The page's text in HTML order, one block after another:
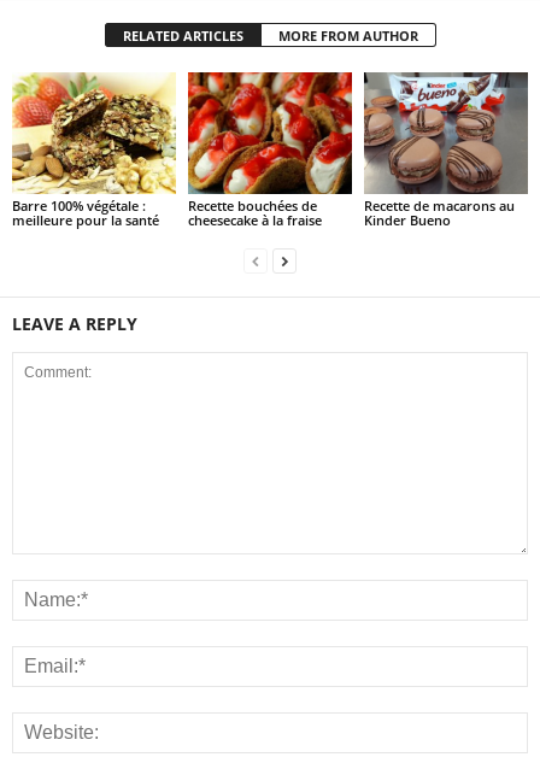
RELATED ARTICLES MORE FROM AUTHOR
Barre 100% végétale :
meilleure pour la santé
Recette bouchées de
cheesecake à la fraise
Recette de macarons au
Kinder Bueno
LEAVE A REPLY